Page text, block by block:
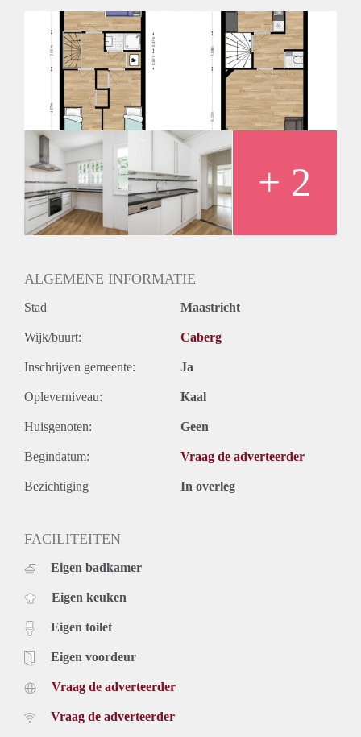
Huurtoeslag
Mogelijk
Inkomen eis
Huurtermijn
Onbepaalde termijn
Oplevering
Kaal
+ 2
ALGEMENE INFORMATIE
Stad Maastricht
Wijk/buurt: Caberg
Inschrijven gemeente: Ja
Opleverniveau: Kaal
Huisgenoten: Geen
Begindatum: Vraag de adverteerder
Bezichtiging In overleg
FACILITEITEN
Eigen badkamer
Eigen keuken
Eigen toilet
Eigen voordeur
Vraag de adverteerder
Vraag de adverteerder